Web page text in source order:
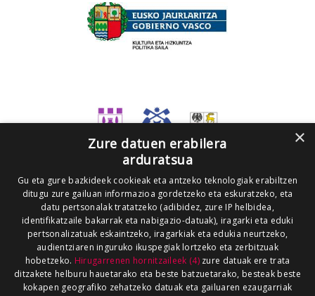
×
Zure datuen erabilera
arduratsua
Gu eta gure bazkideek cookieak eta antzeko teknologiak erabiltzen
ditugu zure gailuan informazioa gordetzeko eta eskuratzeko, eta
datu pertsonalak tratatzeko (adibidez, zure IP helbidea,
identifikatzaile bakarrak eta nabigazio-datuak), iragarki eta eduki
pertsonalizatuak eskaintzeko, iragarkiak eta edukia neurtzeko,
audientziaren inguruko ikuspegiak lortzeko eta zerbitzuak
hobetzeko. Hirugarrenen hornitzaileek (4)zure datuak ere trata
ditzakete helburu hauetarako eta beste batzuetarako, besteak beste
kokapen geografiko zehatzeko datuak eta gailuaren ezaugarriak